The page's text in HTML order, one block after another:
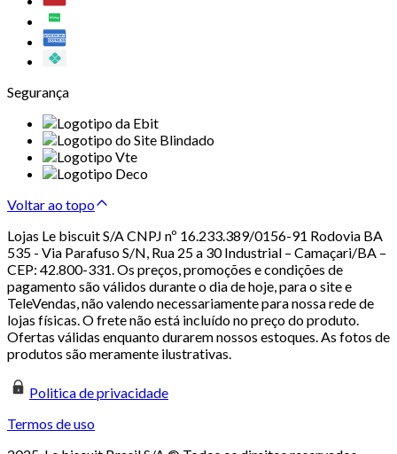
Segurança
Voltar ao topo
Lojas Le biscuit S/A CNPJ nº 16.233.389/0156-91 Rodovia BA
535 - Via Parafuso S/N, Rua 25 a 30 Industrial – Camaçari/BA –
CEP: 42.800-331. Os preços, promoções e condições de
pagamento são válidos durante o dia de hoje, para o site e
TeleVendas, não valendo necessariamente para nossa rede de
lojas físicas. O frete não está incluído no preço do produto.
Ofertas válidas enquanto durarem nossos estoques. As fotos de
produtos são meramente ilustrativas.
Politica de privacidade
Termos de uso